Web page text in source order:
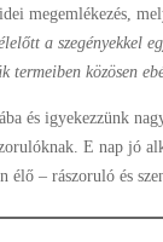
megemlékezés,
a szegényekkel
termeiben közösen
és igyekezzünk
E nap jó
élő – rászoruló és